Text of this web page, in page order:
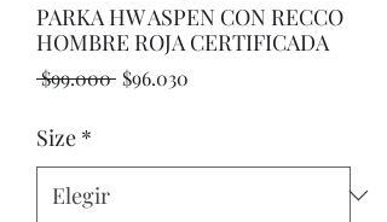
PARKA HW ASPEN CON RECCO
HOMBRE ROJA CERTIFICADA
$99.000 Precio
$96.030
Size *